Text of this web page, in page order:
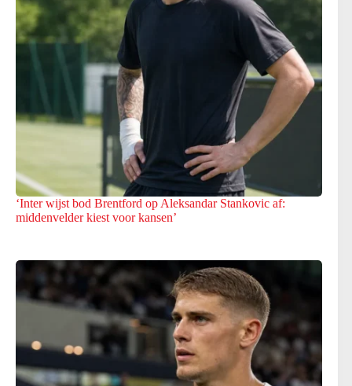
‘Inter wijst bod Brentford op Aleksandar Stankovic af:
middenvelder kiest voor kansen’